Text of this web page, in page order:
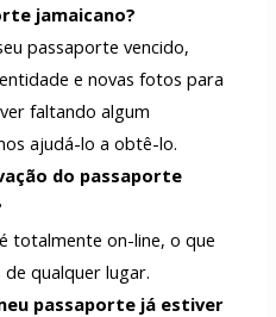
jamaicano?
passaporte vencido,
e novas fotos para
faltando algum
ajudá-lo a obtê-lo.
do passaporte
totalmente on-line, o que
qualquer lugar.
passaporte já estiver